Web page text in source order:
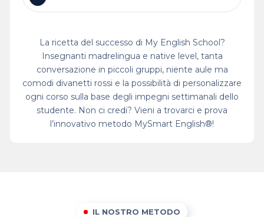
La ricetta del successo di My English School?
Insegnanti madrelingua e native level, tanta
conversazione in piccoli gruppi, niente aule ma
comodi divanetti rossi e la possibilità di personalizzare
ogni corso sulla base degli impegni settimanali dello
studente. Non ci credi? Vieni a trovarci e prova
l’innovativo metodo MySmart English®!
IL NOSTRO METODO